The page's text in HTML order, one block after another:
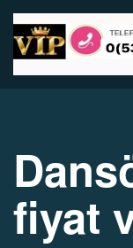
fiyat